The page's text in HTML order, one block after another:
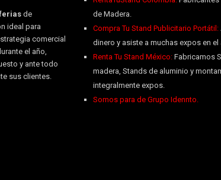
de
ideal para
comercial
el año,
y ante todo
sus clientes.
de Madera.
Compra Tu Stand Publicitario Portátil:
dinero y asiste a muchas expos en el
Renta Tu Stand México: Fabricamos
madera, Stands de aluminio y
integralmente expos.
Somos para de Grupo Idennto.